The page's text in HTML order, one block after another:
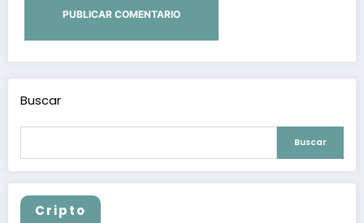
Buscar
Buscar
Cripto